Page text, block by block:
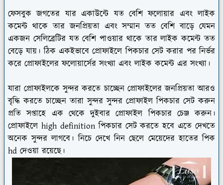
ফেসবুক জগতের যার একাউন্টে যত বেশি ফলোয়ার এবং লাইক
কমেন্ট থাকে তার জনপ্রিয়তা এবং সম্মান তত বেশি বাড়ে যেমন
একজন সেলিব্রেটির যত বেশি পাওয়ার থাকে তার লাইক কমেন্ট তত
বেড়ে যায়। ঠিক একইভাবে প্রোফাইলে পিকচার সেট করার পর নির্ভর
করে প্রোফাইলের ফলোয়ার্সের সংখ্যা এবং লাইক কমেন্ট এর সংখ্যা।
যারা প্রোফাইলকে সুন্দর করতে চাচ্ছেন প্রোফাইলের জনপ্রিয়তা আরও
বৃদ্ধি করতে চাচ্ছেন তারা সুন্দর সুন্দর প্রোফাইল পিকচার সেট করুন
প্রতি সপ্তাহে এক থেকে দুইবার প্রোফাইল পিকচার চেঞ্জ করুন।
প্রোফাইলে high definition পিকচার সেট করতে হবে এতে দেখতে
অনেক সুন্দর লাগবে। নিচে দেখে নিন ছেলে মেয়েদের হাতের পিক
hd দেওয়া রয়েছে।